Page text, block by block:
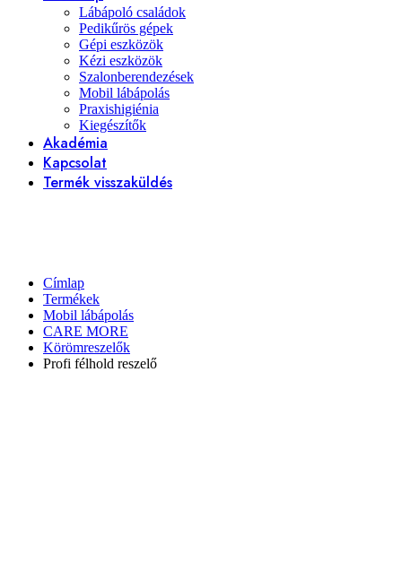
Lábápoló családok
Pedikűrös gépek
Gépi eszközök
Kézi eszközök
Szalonberendezések
Mobil lábápolás
Praxishigiénia
Kiegészítők
Akadémia
Kapcsolat
Termék visszaküldés
Címlap
Termékek
Mobil lábápolás
CARE MORE
Körömreszelők
Profi félhold reszelő